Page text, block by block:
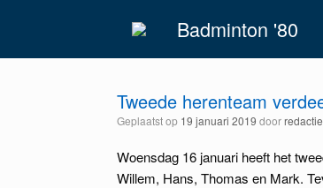
Badminton '80
Tweede herenteam
Geplaatst op 19 januari 2019 doorredactie
Woensdag 16 januari heeft het
Willem, Hans, Thomas en Mark.